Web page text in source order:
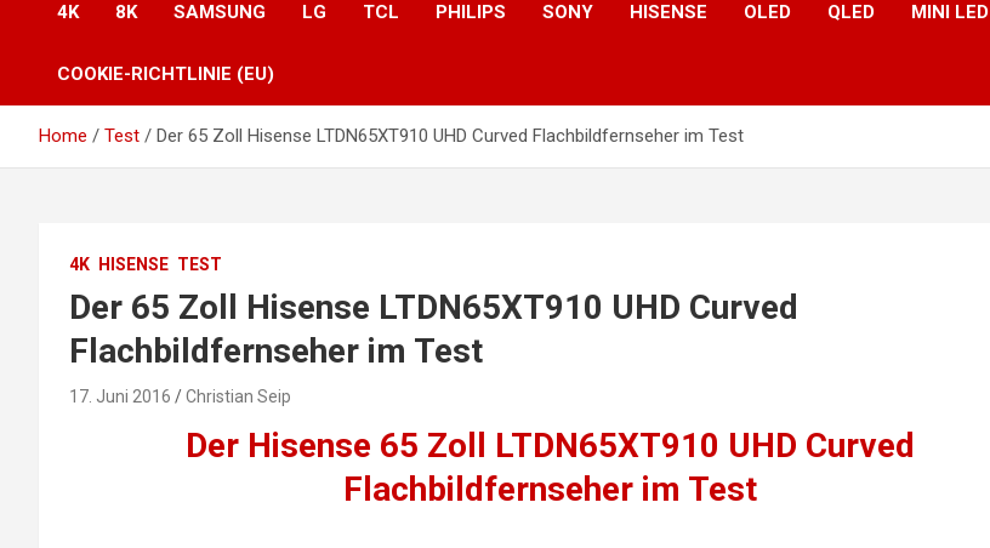
4K 8K SAMSUNG LG TCL PHILIPS SONY HISENSE OLED QLED MINI LED
COOKIE-RICHTLINIE (EU)
Home Test Der 65 Zoll Hisense LTDN65XT910 UHD Curved Flachbildfernseher im Test
4K HISENSE TEST
Der 65 Zoll Hisense LTDN65XT910 UHD Curved
Flachbildfernseher im Test
17. Juni 2016 Christian Seip
Der Hisense 65 Zoll LTDN65XT910 UHD Curved
Flachbildfernseher im Test